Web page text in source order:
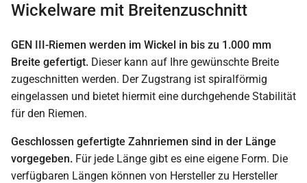
Wickelware mit Breitenzuschnitt
GEN III-Riemen werden im Wickel in bis zu 1.000 mm
Breite gefertigt. Dieser kann auf Ihre gewünschte Breite
zugeschnitten werden. Der Zugstrang ist spiralförmig
eingelassen und bietet hiermit eine durchgehende Stabilität
für den Riemen.
Geschlossen gefertigte Zahnriemen sind in der Länge
vorgegeben. Für jede Länge gibt es eine eigene Form. Die
verfügbaren Längen können von Hersteller zu Hersteller